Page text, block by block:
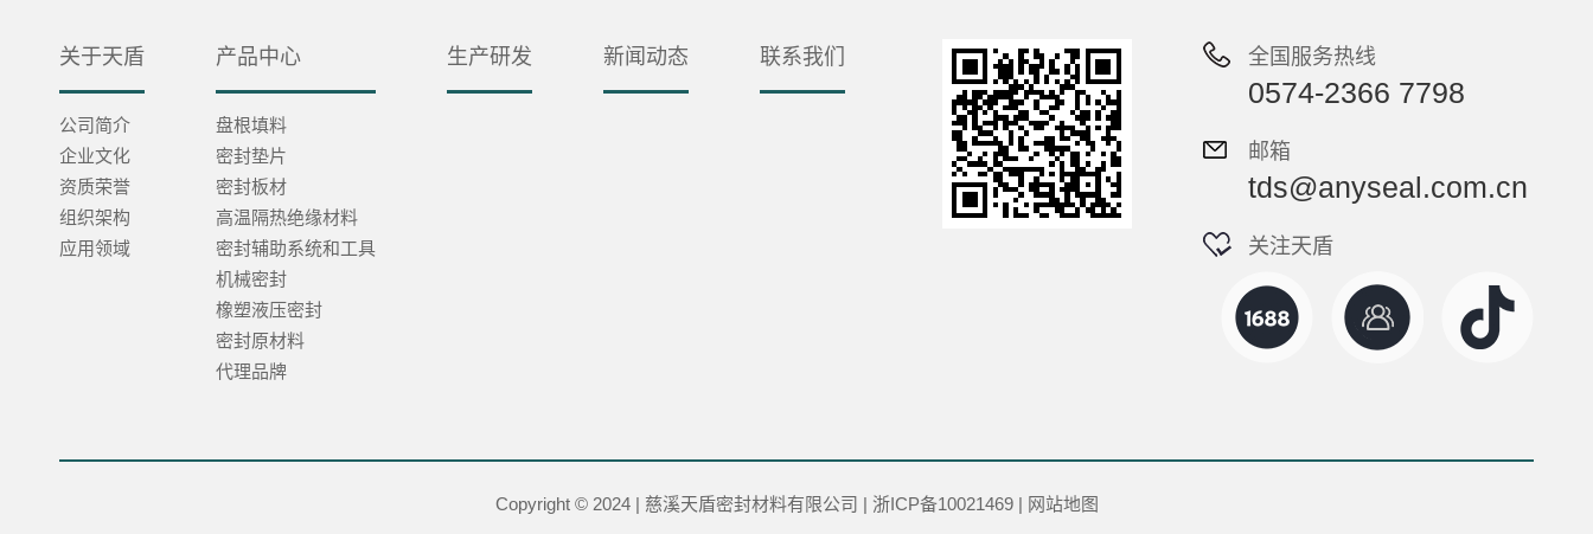
关于天盾
公司简介
企业文化
资质荣誉
组织架构
应用领域
产品中心
盘根填料
密封垫片
密封板材
高温隔热绝缘材料
密封辅助系统和工具
机械密封
橡塑液压密封
密封原材料
代理品牌
生产研发 新闻动态 联系我们 全国服务热线
0574-2366 7798
邮箱
tds@anyseal.com.cn
关注天盾
Copyright © 2024 | 慈溪天盾密封材料有限公司 | 浙ICP备10021469| 网站地图